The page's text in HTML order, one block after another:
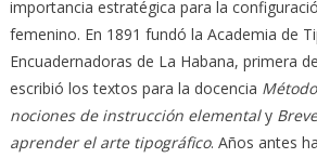
importancia estratégica para la
femenino. En 1891 fundó la Academia de
Encuadernadoras de La Habana, primera
escribió los textos para la docencia
nociones de instrucción elementaly
aprender el arte tipográfico. Años antes